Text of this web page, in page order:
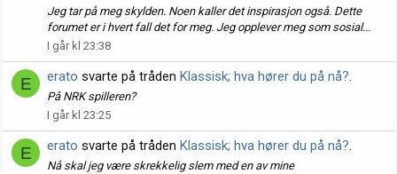
Jeg tar på meg skylden. Noen kaller det inspirasjon også. Dette
forumet er i hvert fall det for meg. Jeg opplever meg som sosial...
I går kl 23:38
E erato svarte på tråden Klassisk; hva hører du på nå?.
På NRK spilleren?
I går kl 23:25
E erato svarte på tråden Klassisk; hva hører du på nå?.
Nå skal jeg være skrekkelig slem med en av mine